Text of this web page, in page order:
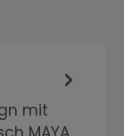
mit